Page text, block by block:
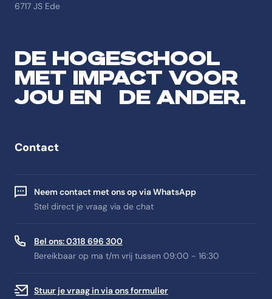
6717 JS Ede
DE HOGESCHOOL
MET IMPACT VOOR
JOU EN DE ANDER.
Contact
Neem contact met ons op via WhatsApp
Stel direct je vraag via de chat
Bel ons: 0318 696 300
Bereikbaar op ma t/m vrij tussen 09:00 - 16:30
Stuur je vraag in via ons formulier